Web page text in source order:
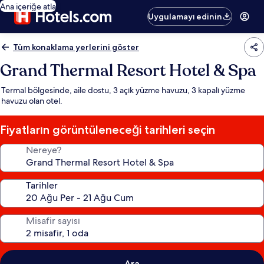
Ana içeriğe atla
Uygulamayı edinin
Tüm konaklama yerlerini göster
Grand Thermal Resort Hotel & Spa
Termal bölgesinde, aile dostu, 3 açık yüzme havuzu, 3 kapalı yüzme
havuzu olan otel.
Fiyatların görüntüleneceği tarihleri seçin
Nereye?
Tarihler
Misafir sayısı